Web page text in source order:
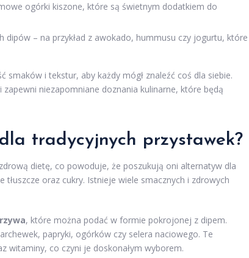
ogórki kiszone, które są świetnym dodatkiem do
– na przykład z awokado, hummusu czy jogurtu, które
i tekstur, aby każdy mógł znaleźć coś dla siebie.
niezapomniane doznania kulinarne, które będą
tradycyjnych przystawek?
dietę, co powoduje, że poszukują oni alternatyw dla
oraz cukry. Istnieje wiele smacznych i zdrowych
, które można podać w formie pokrojonej z dipem.
papryki, ogórków czy selera naciowego. Te
witaminy, co czyni je doskonałym wyborem.